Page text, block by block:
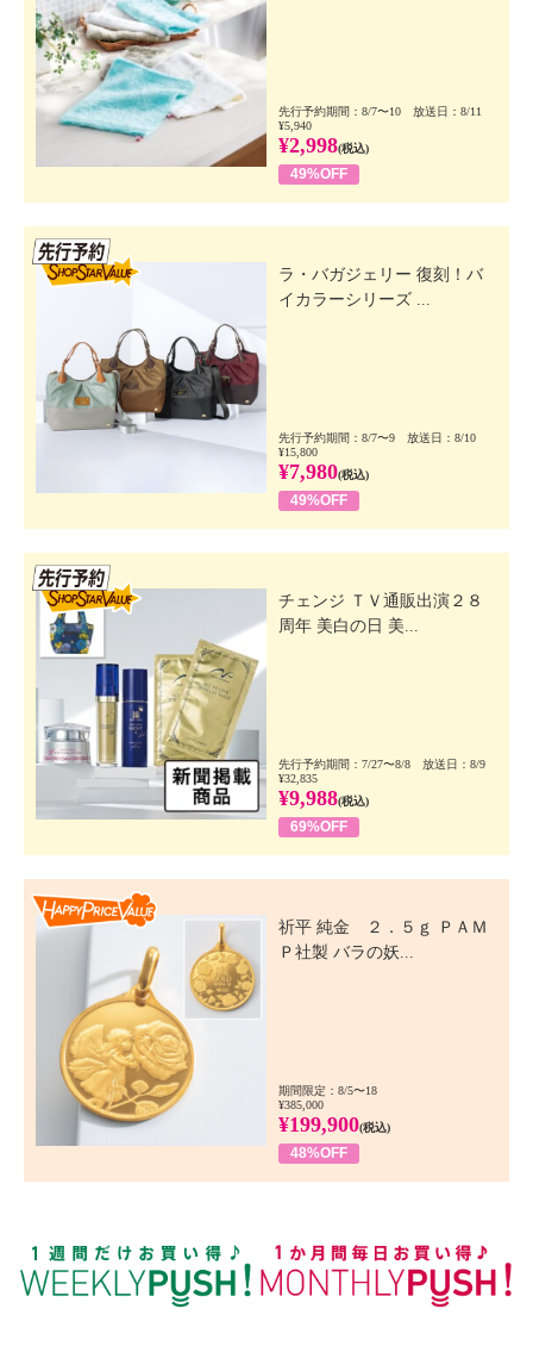
先行予約期間：8/7〜10 放送日：8/11
¥5,940
¥2,998(税込)
49%OFF
ラ・バガジェリー 復刻！バ
イカラーシリーズ ...
先行予約期間：8/7〜9 放送日：8/10
¥15,800
¥7,980(税込)
49%OFF
チェンジ ＴＶ通販出演２８
周年 美白の日 美...
先行予約期間：7/27〜8/8 放送日：8/9
¥32,835
¥9,988(税込)
69%OFF
祈平 純金 ２．５ｇ ＰＡＭ
Ｐ社製 バラの妖...
期間限定：8/5〜18
¥385,000
¥199,900(税込)
48%OFF